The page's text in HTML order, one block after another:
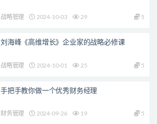
战略管理 2024-10-03 29 5
刘海峰《高维增长》企业家的战略必修课
战略管理 2024-10-01 25 5
手把手教你做一个优秀财务经理
财务管理 2024-09-26 19 5